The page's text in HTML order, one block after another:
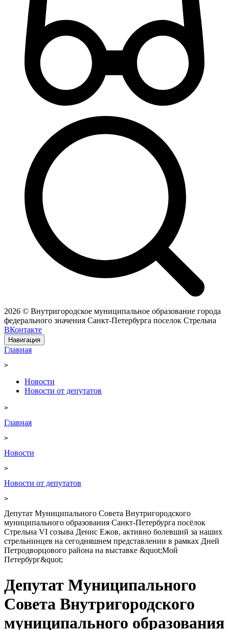
2026 © Внутригородское муниципальное образование города
федерального значения Санкт-Петербурга поселок Стрельна
ВКонтакте
Навигация
Главная
>
Новости
Новости от депутатов
>
Главная
>
Новости
>
Новости от депутатов
>
Депутат Муниципального Совета Внутригородского
муниципального образования Санкт-Петербурга посёлок
Стрельна VI созыва Денис Ежов, активно болевший за наших
стрельнинцев на сегодняшнем представлении в рамках Дней
Петродворцового района на выставке &quot;Мой
Петербург&quot;
Депутат Муниципального
Совета Внутригородского
муниципального образования